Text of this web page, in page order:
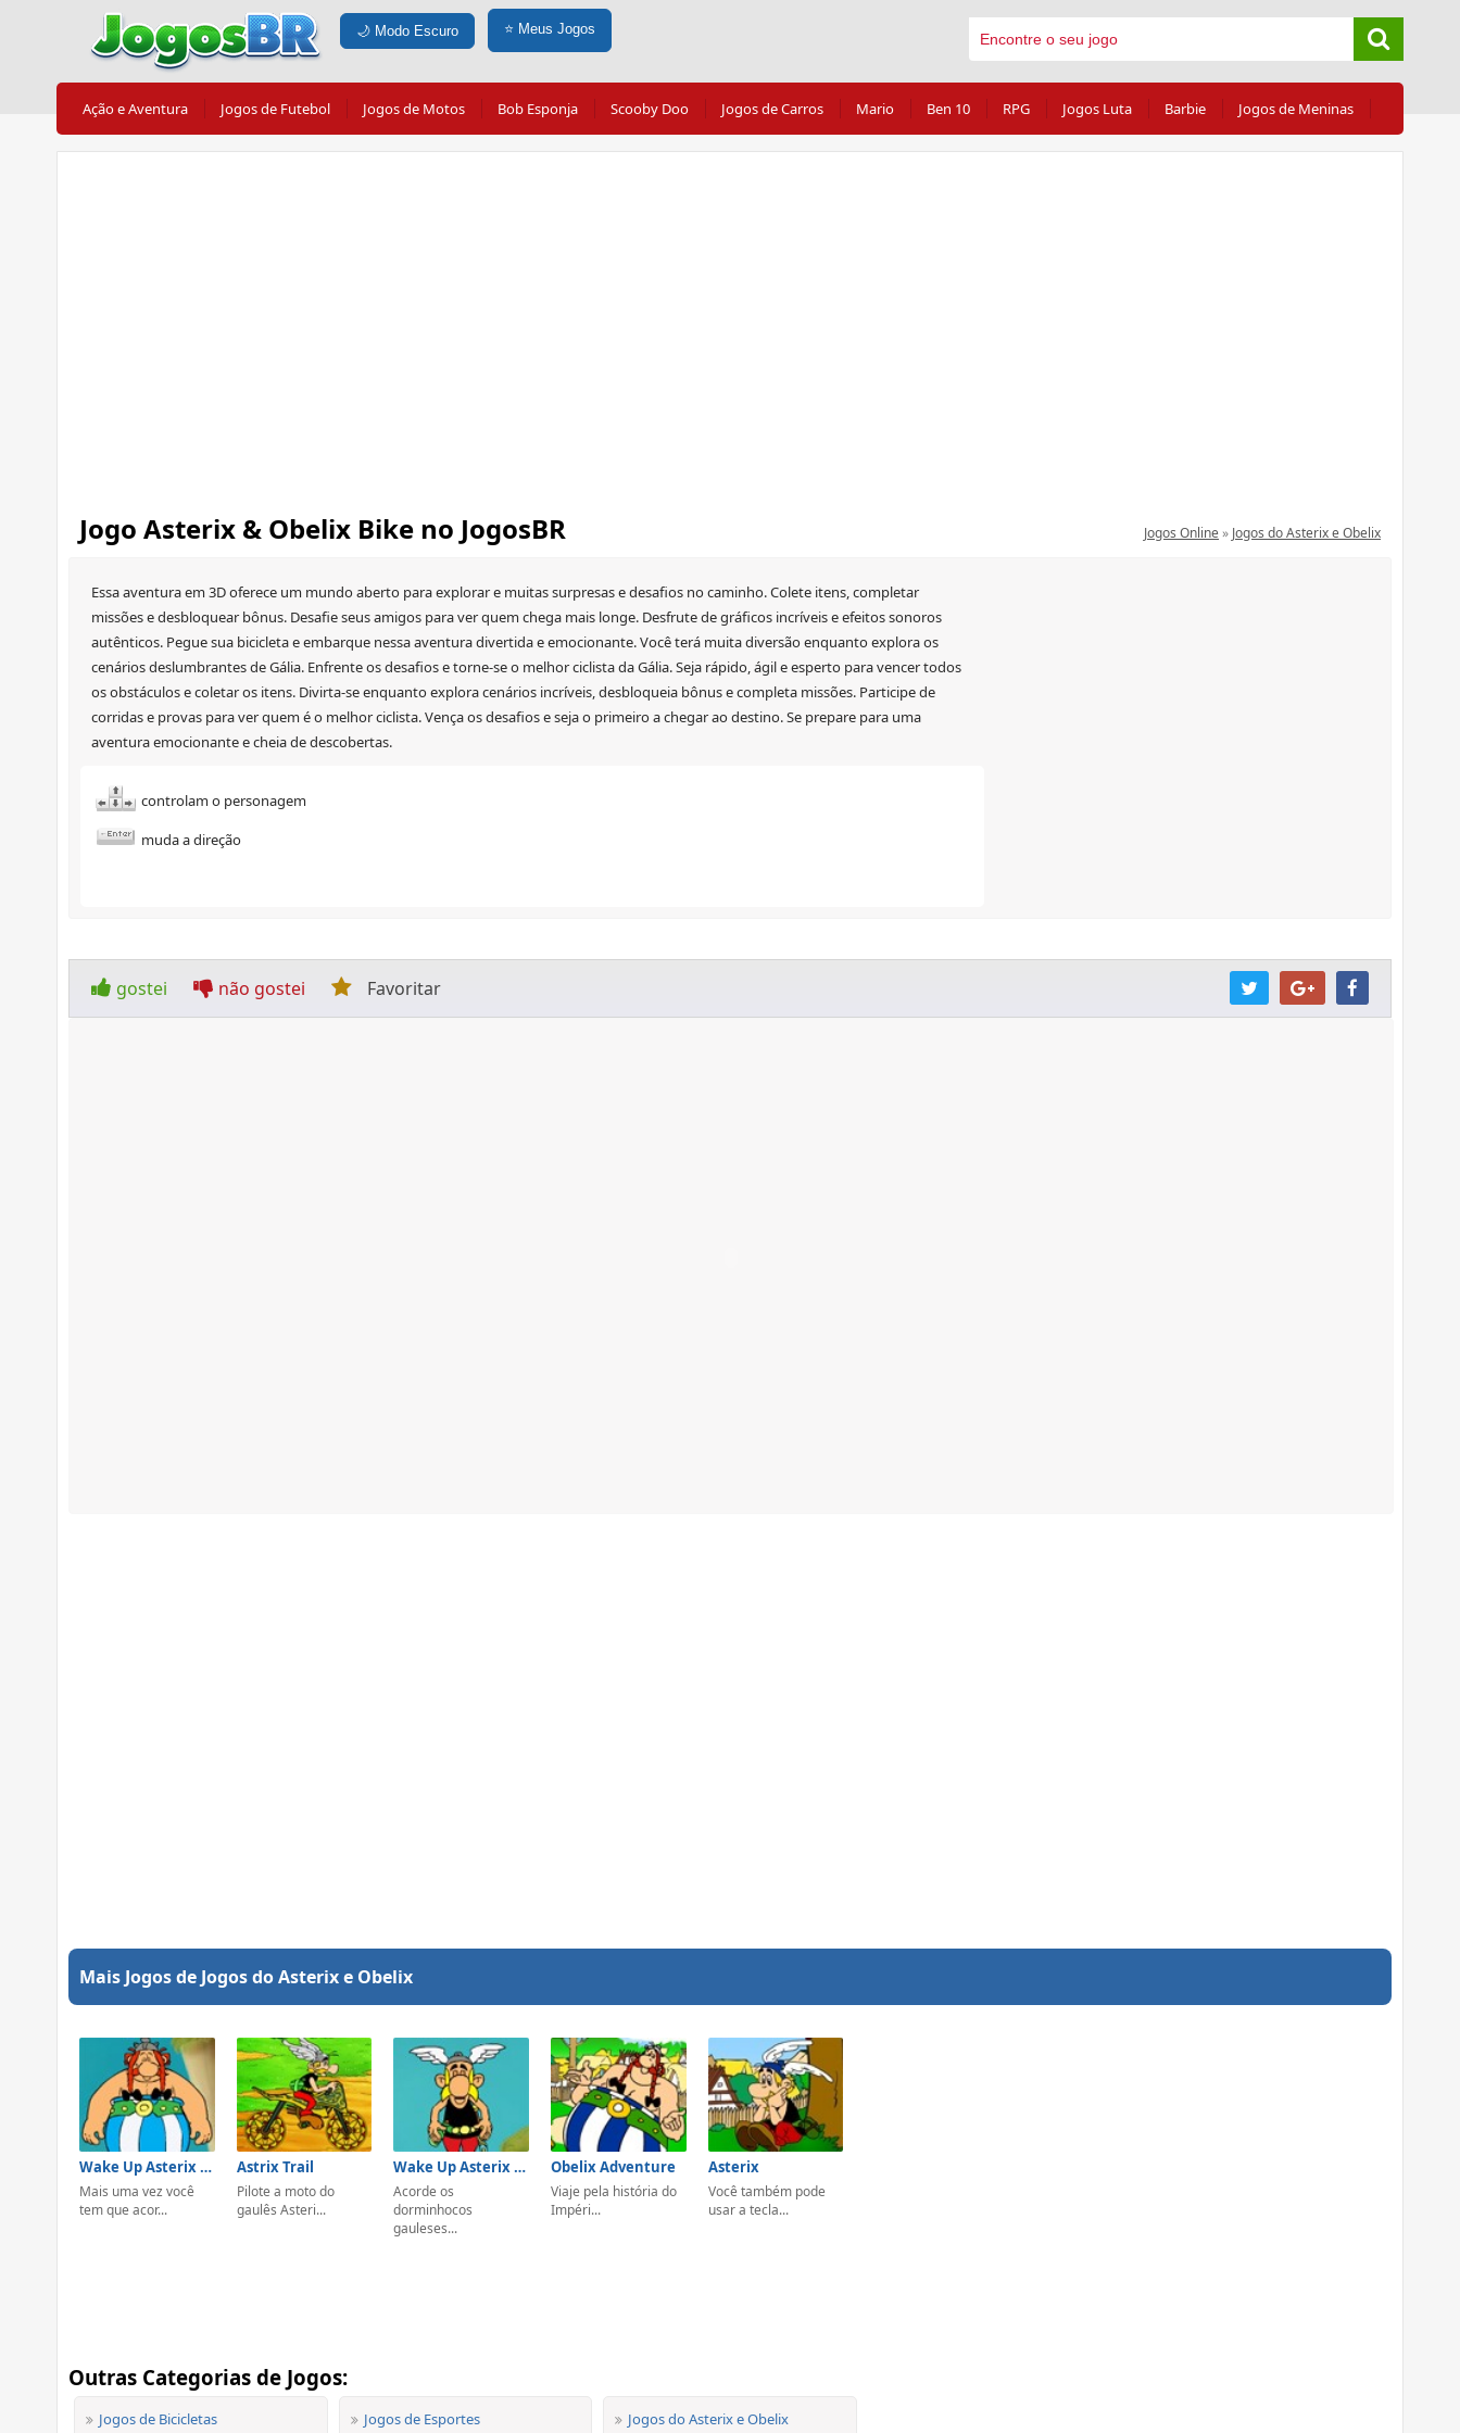
🌙 Modo Escuro ⭐ Meus Jogos
Ação e Aventura Jogos de Futebol Jogos de Motos Bob Esponja Scooby Doo Jogos de Carros Mario Ben 10 RPG Jogos Luta Barbie Jogos de Meninas
Jogo Asterix & Obelix Bike no JogosBR Jogos Online» Jogos do Asterix e Obelix
Essa aventura em 3D oferece um mundo aberto para explorar e muitas surpresas e desafios no caminho. Colete itens, completar
missões e desbloquear bônus. Desafie seus amigos para ver quem chega mais longe. Desfrute de gráficos incríveis e efeitos sonoros
autênticos. Pegue sua bicicleta e embarque nessa aventura divertida e emocionante. Você terá muita diversão enquanto explora os
cenários deslumbrantes de Gália. Enfrente os desafios e torne-se o melhor ciclista da Gália. Seja rápido, ágil e esperto para vencer todos
os obstáculos e coletar os itens. Divirta-se enquanto explora cenários incríveis, desbloqueia bônus e completa missões. Participe de
corridas e provas para ver quem é o melhor ciclista. Vença os desafios e seja o primeiro a chegar ao destino. Se prepare para uma
aventura emocionante e cheia de descobertas.
controlam o personagem
muda a direção
gostei não gostei Favoritar
Mais Jogos de Jogos do Asterix e Obelix
Wake Up Asterix & Obelix 2
Mais uma vez você
tem que acor...
Astrix Trail
Pilote a moto do
gaulês Asteri...
Wake Up Asterix & Obelix
Acorde os
dorminhocos
gauleses...
Obelix Adventure
Viaje pela história do
Impéri...
Asterix
Você também pode
usar a tecla...
Outras Categorias de Jogos:
Jogos de Bicicletas Jogos de Esportes Jogos do Asterix e Obelix